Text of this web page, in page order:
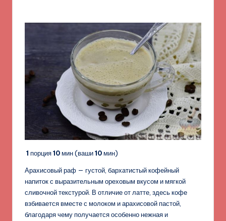
1 порция10мин (ваши10мин)
Арахисовый раф — густой, бархатистый кофейный
напиток с выразительным ореховым вкусом и мягкой
сливочной текстурой. В отличие от латте, здесь кофе
взбивается вместе с молоком и арахисовой пастой,
благодаря чему получается особенно нежная и